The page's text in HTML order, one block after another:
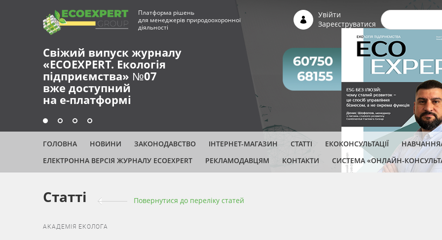
Свіжий випуск журналу
«ECOEXPERT. Екологія
підприємства» №07
вже доступний
на е-платформі
Платформа рішень
для менеджерів природоохоронної
діяльності
Увійти
Зареєструватися
ГОЛОВНА НОВИНИ ЗАКОНОДАВСТВО ІНТЕРНЕТ-МАГАЗИН СТАТТІ ЕКОКОНСУЛЬТАЦІЇ
НАВЧАННЯ/
ЕЛЕКТРОННА ВЕРСІЯ ЖУРНАЛУ ECOEXPERT
РЕКЛАМОДАВЦЯМ КОНТАКТИ СИСТЕМА «ОНЛАЙН-
Статті Повернутися до переліку cтатей
АКАДЕМІЯ ЕКОЛОГА